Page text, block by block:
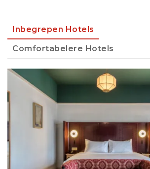
Inbegrepen Hotels
Comfortabelere Hotels